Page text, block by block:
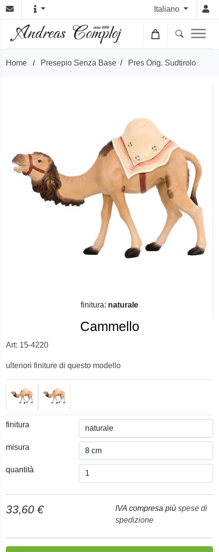
Italiano
Home / Presepio Senza Base / Pres Orig. Sudtirolo
finitura: naturale
Cammello
Art: 15-4220
ulteriori finiture di questo modello
finitura
misura
quantità
33,60 € IVA compresa più spese di
spedizione